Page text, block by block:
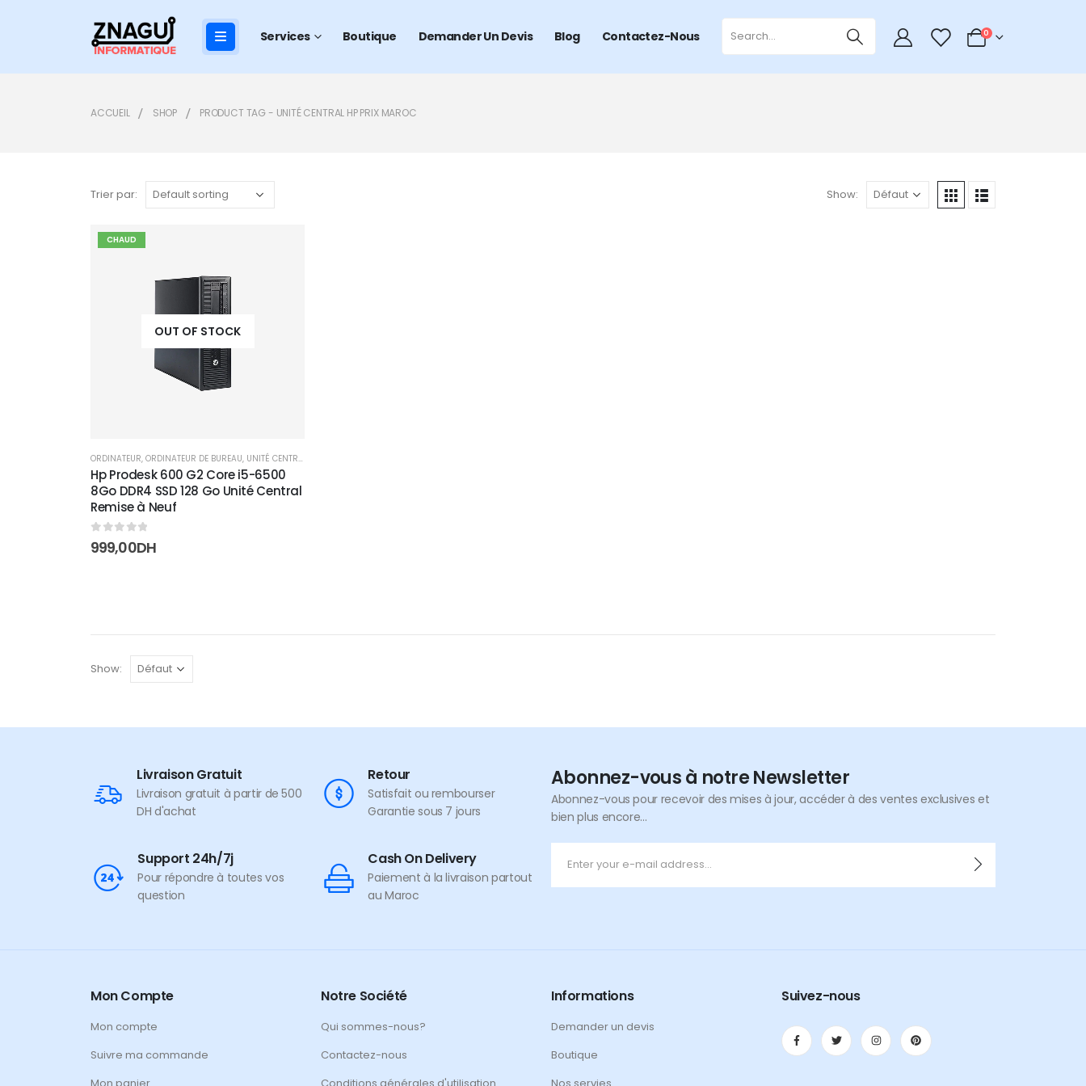
Services Boutique Demander Un Devis Blog Contactez-Nous 0 0
ACCUEIL SHOP PRODUCT TAG - UNITÉ CENTRAL HP PRIX MAROC
Trier par: Show:
CHAUD
OUT OF STOCK
ORDINATEUR, ORDINATEUR DE BUREAU, UNITÉ CENTRAL
Hp Prodesk 600 G2 Core i5-6500
8Go DDR4 SSD 128 Go Unité Central
Remise à Neuf
0 sur 5
999,00DH
Show:
Livraison Gratuit
Livraison gratuit à partir de 500
DH d'achat
Retour
Satisfait ou rembourser
Garantie sous 7 jours
Support 24h/7j
Pour répondre à toutes vos
question
Cash On Delivery
Paiement à la livraison partout
au Maroc
Abonnez-vous à notre Newsletter
Abonnez-vous pour recevoir des mises à jour, accéder à des ventes exclusives et
bien plus encore...
Mon Compte
Mon compte
Suivre ma commande
Mon panier
Notre Société
Qui sommes-nous?
Contactez-nous
Conditions générales d'utilisation
Informations
Demander un devis
Boutique
Nos servies
Suivez-nous